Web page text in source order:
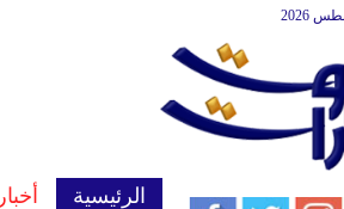
الرئيسية